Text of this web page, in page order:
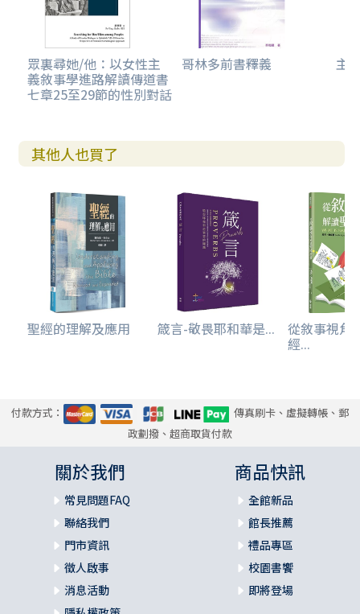
黃博士的保羅解讀亦不單關心二千年前的希羅世界，更
關心今天讀者眼前的世界。就如他提到，真實的閱讀及詮釋
不僅是原意導向（what it means），更是帶著我們的視域
（lens, horizons）和關注去到進入文本。這樣，讀者就會
經驗到一些與他們相關的事情。但願《我如今活著，是為主
而活：保羅的生平、神學與詮釋》激發更多華人信徒，在閱
就如黃博士所說，這樣我們就在詮釋保羅的同時，不只是說
明他，也以自己去詮釋了他，並讓他詮釋了自己的生命。
——葉應霖博士 建道神學院聖經系助理教授及學生事務長
眾裏尋她/他：以女性主
義敘事學進路解讀傳道書
七章25至29節的性別對話
哥林多前書釋義 主
其他人也買了
聖經的理解及應用 箴言-敬畏耶和華是... 從敘事視角
經...
付款方式：
傳真刷卡、虛擬轉帳、郵
政劃撥、超商取貨付款
關於我們
常見問題FAQ
聯絡我們
門市資訊
徵人啟事
消息活動
商品快訊
全館新品
館長推薦
禮品專區
校園書饗
即將登場